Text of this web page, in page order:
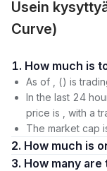
Usein
Curve)
1.
As of , () is
In the last 24
price is , with a
The market cap
2. How much is
3. How